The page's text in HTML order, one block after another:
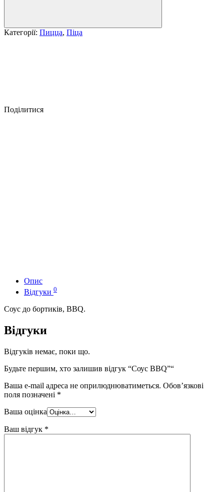
Категорії: Пицца, Піца
Поділитися
Опис
Відгуки 0
Соус до бортиків, BBQ.
Відгуки
Відгуків немає, поки що.
Будьте першим, хто залишив відгук “Соус BBQ”“
Ваша e-mail адреса не оприлюднюватиметься. Обов’язкові
поля позначені *
Ваша оцінка
Ваш відгук *